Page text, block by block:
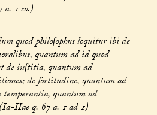
1 co.)
quod philoſophus loquitur ibi de
quantum ad id quod
de iuſtitia, quantum ad
de fortitudine, quantum ad
quantum ad
IIae q. 67 a. 1 ad 1)